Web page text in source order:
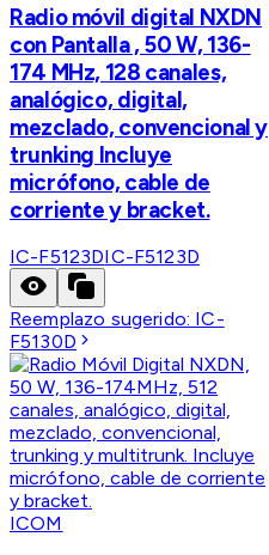
Radio móvil digital NXDN
con Pantalla , 50 W, 136-
174 MHz, 128 canales,
analógico, digital,
mezclado, convencional y
trunking Incluye
micrófono, cable de
corriente y bracket.
IC-F5123DIC-F5123D
Reemplazo sugerido: IC-
F5130D
ICOM